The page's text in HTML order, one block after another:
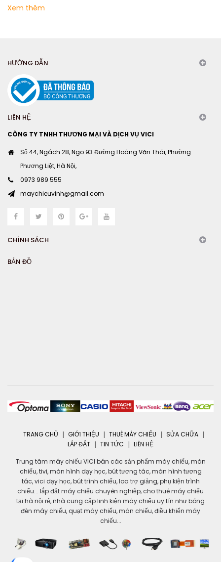
Xem thêm
HƯỚNG DẪN
LIÊN HỆ
CÔNG TY TNHH THƯƠNG MẠI VÀ DỊCH VỤ VICI
Số 44, Ngách 28, Ngõ 93 Đường Hoàng Văn Thái, Phường
Phương Liệt, Hà Nội,
0973 989 555
maychieuvinh@gmail.com
CHÍNH SÁCH
BẢN ĐỒ
TRANG CHỦ GIỚI THIỆU THUÊ MÁY CHIẾU
SỬA CHỮA
LẮP ĐẶT
TIN TỨC LIÊN HỆ
Trung tâm máy chiếu VICI bán các sản phẩm máy chiếu, màn
chiếu, tivi, màn hình dạy học, bút tương tác, màn hình tương
tác, vici dạy học, bút trình chiếu, loa trợ giảng, phụ kiện trình
chiếu... lắp đặt máy chiếu chuyên nghiệp, cho thuê máy chiếu
tại hà nội rẻ, nhà cung cấp linh kiện máy chiếu uy tín như bóng
đèn máy chiếu, quạt máy chiếu, màn chiếu, điều khiển máy
chiếu...